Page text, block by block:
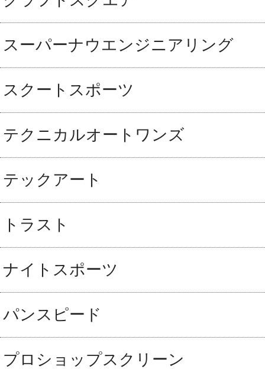
スーパーナウエンジニアリング
スクートスポーツ
テクニカルオートワンズ
テックアート
トラスト
ナイトスポーツ
パンスピード
プロショップスクリーン